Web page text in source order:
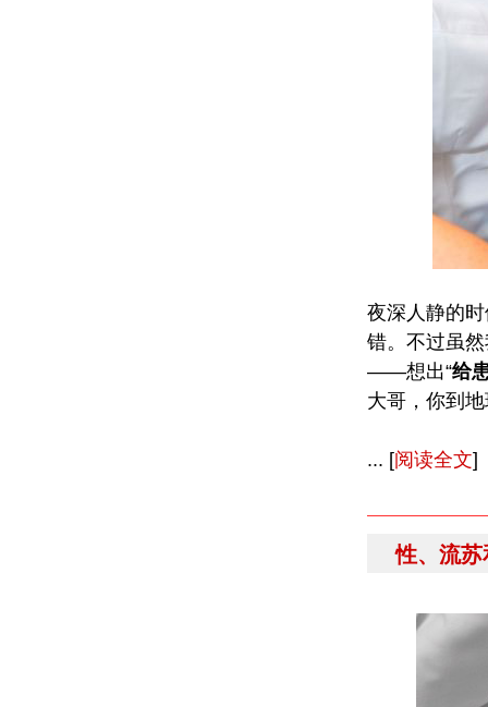
夜深人静的
错。不过虽
——想出“给
大哥，你到
... [阅读全文]
性、流